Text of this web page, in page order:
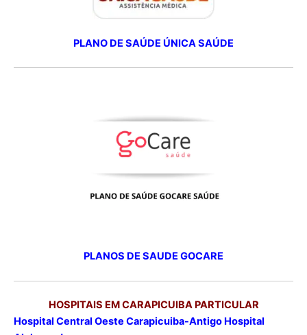
PLANO DE SAÚDE ÚNICA SAÚDE
PLANOS DE SAUDE GOCARE
HOSPITAIS EM CARAPICUIBA PARTICULAR
Hospital Central Oeste Carapicuiba-Antigo Hospital